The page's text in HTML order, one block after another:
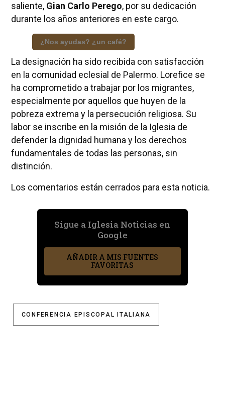
saliente, Gian Carlo Perego, por su dedicación
durante los años anteriores en este cargo.
¿Nos ayudas? ¿un café?
La designación ha sido recibida con satisfacción
en la comunidad eclesial de Palermo. Lorefice se
ha comprometido a trabajar por los migrantes,
especialmente por aquellos que huyen de la
pobreza extrema y la persecución religiosa. Su
labor se inscribe en la misión de la Iglesia de
defender la dignidad humana y los derechos
fundamentales de todas las personas, sin
distinción.
Los comentarios están cerrados para esta noticia.
Sigue a Iglesia Noticias en
Google
AÑADIR A MIS FUENTES
FAVORITAS
CONFERENCIA EPISCOPAL ITALIANA